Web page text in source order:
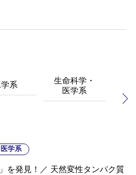
系
生命科学・
医学系
命
学系
を発見！／ 天然変性タンパク質
電池の性能向上に成功
学系
を発見！／ 天然変性タンパク質
工・生命・医を除く）
期構造の合成に成功
科学系
ることを実証